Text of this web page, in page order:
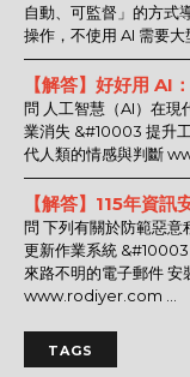
自動、可監督」的方式
操作，不使用 AI 需要
【解答】好好用 AI
問 人工智慧（AI）在現
業消失 &#10003 提升
代人類的情感與判斷
【解答】115年資訊
問 下列有關於防範惡意
更新作業系統
來路不明的電子郵件
www.rodiyer.com ...
TAGS